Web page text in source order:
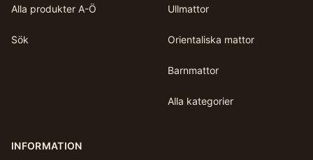
Alla produkter A-Ö
Sök
Ullmattor
Orientaliska mattor
Barnmattor
Alla kategorier
INFORMATION